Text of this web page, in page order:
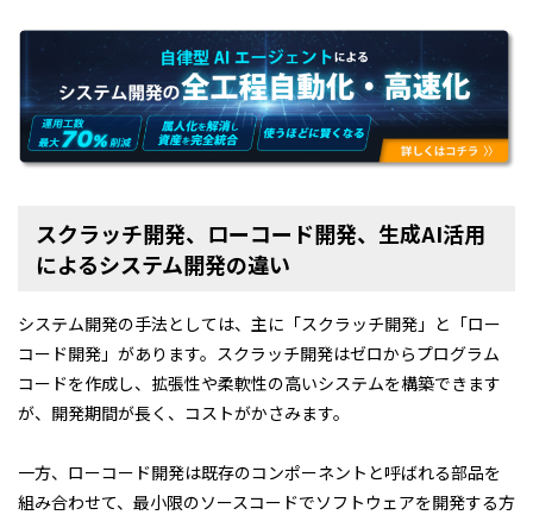
スクラッチ開発、ローコード開発、生成AI活用
によるシステム開発の違い
システム開発の手法としては、主に「スクラッチ開発」と「ロー
コード開発」があります。スクラッチ開発はゼロからプログラム
コードを作成し、拡張性や柔軟性の高いシステムを構築できます
が、開発期間が長く、コストがかさみます。
一方、ローコード開発は既存のコンポーネントと呼ばれる部品を
組み合わせて、最小限のソースコードでソフトウェアを開発する方